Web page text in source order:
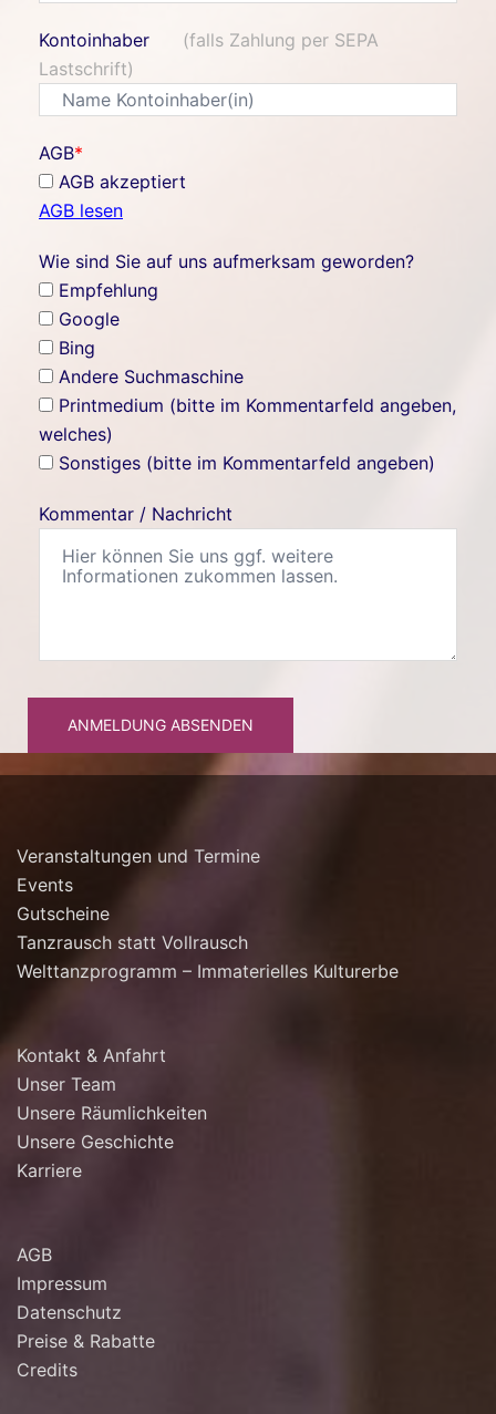
Kontoinhaber (falls Zahlung per SEPA
Lastschrift)
AGB*
AGB akzeptiert
AGB lesen
Wie sind Sie auf uns aufmerksam geworden?
Empfehlung
Google
Bing
Andere Suchmaschine
Printmedium (bitte im Kommentarfeld angeben,
welches)
Sonstiges (bitte im Kommentarfeld angeben)
Kommentar / Nachricht
ANMELDUNG ABSENDEN
Veranstaltungen und Termine
Events
Gutscheine
Tanzrausch statt Vollrausch
Welttanzprogramm – Immaterielles Kulturerbe
Kontakt & Anfahrt
Unser Team
Unsere Räumlichkeiten
Unsere Geschichte
Karriere
AGB
Impressum
Datenschutz
Preise & Rabatte
Credits